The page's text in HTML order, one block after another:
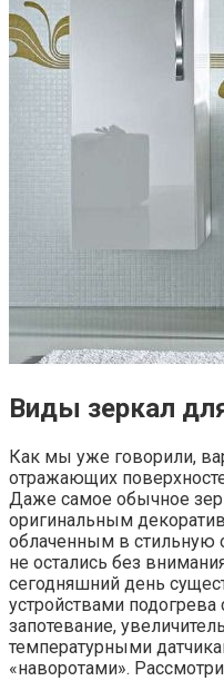
Виды зеркал
Как мы уже говорили,
отражающих
Даже самое обычное
оригинальным
облаченным в стильную
не остались без
сегодняшний день
устройствами
запотевание,
температурными
«наворотами».